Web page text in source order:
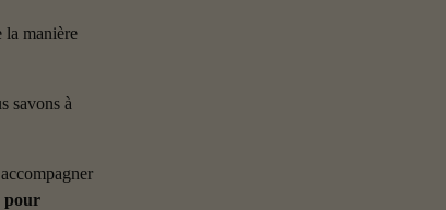
la manière
savons à
pour